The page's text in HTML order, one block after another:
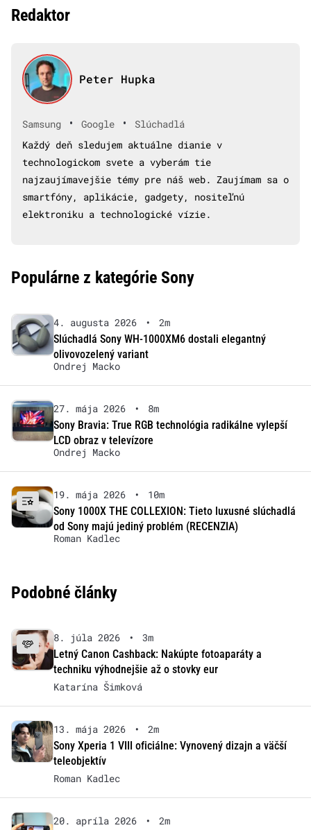
Redaktor
Peter Hupka
Samsung • Google •
Slúchadlá
Každý deň sledujem aktuálne dianie v
technologickom svete a vyberám tie
najzaujímavejšie témy pre náš web. Zaujímam sa o
smartfóny, aplikácie, gadgety, nositeľnú
elektroniku a technologické vízie.
Populárne z kategórie Sony
4. augusta 2026 •
2m
Slúchadlá Sony WH-1000XM6 dostali elegantný
olivovozelený variant
Ondrej Macko
27. mája 2026 •
8m
Sony Bravia: True RGB technológia radikálne vylepší
LCD obraz v televízore
Ondrej Macko
19. mája 2026 •
10m
Sony 1000X THE COLLEXION: Tieto luxusné slúchadlá
od Sony majú jediný problém (RECENZIA)
Roman Kadlec
Podobné články
8. júla 2026 •
3m
Letný Canon Cashback: Nakúpte fotoaparáty a
techniku výhodnejšie až o stovky eur
Katarína Šimková
13. mája 2026 •
2m
Sony Xperia 1 VIII oficiálne: Vynovený dizajn a väčší
teleobjektív
Roman Kadlec
20. apríla 2026 •
2m